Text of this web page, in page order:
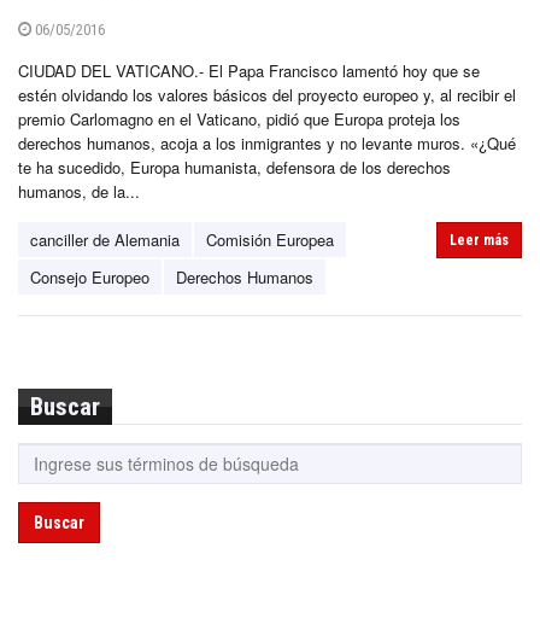
06/05/2016
CIUDAD DEL VATICANO.- El Papa Francisco lamentó hoy que se
estén olvidando los valores básicos del proyecto europeo y, al recibir el
premio Carlomagno en el Vaticano, pidió que Europa proteja los
derechos humanos, acoja a los inmigrantes y no levante muros. «¿Qué
te ha sucedido, Europa humanista, defensora de los derechos
humanos, de la...
canciller de Alemania
Comisión Europea
Consejo Europeo
Derechos Humanos
Leer más
Buscar
Buscar